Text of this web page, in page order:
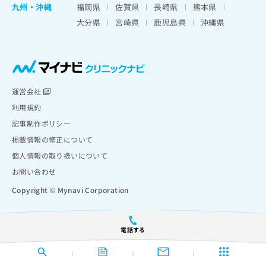
電話する
九州・沖縄
福岡県 佐賀県 長崎県
熊本県
大分県
宮崎県 鹿児島県 沖縄県
運営会社
利用規約
記事制作ポリシー
掲載情報の修正について
個人情報の取り扱いについて
お問い合わせ
Copyright © Mynavi Corporation